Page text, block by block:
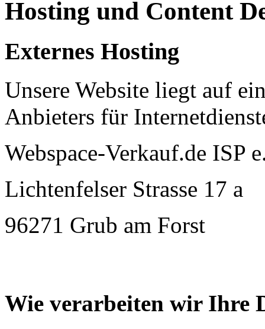
Hosting und Content
Externes Hosting
Unsere Website liegt auf
Anbieters für
Webspace-Verkauf.de ISP
Lichtenfelser Strasse 17 a
96271 Grub am Forst
Wie verarbeiten wir Ihre